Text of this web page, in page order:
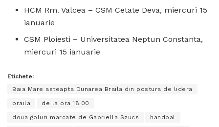
HCM Rm. Valcea – CSM Cetate Deva, miercuri 15
ianuarie
CSM Ploiesti – Universitatea Neptun Constanta,
miercuri 15 ianuarie
Etichete:
Baia Mare asteapta Dunarea Braila din postura de lidera
braila de la ora 18.00
doua goluri marcate de Gabriella Szucs handbal